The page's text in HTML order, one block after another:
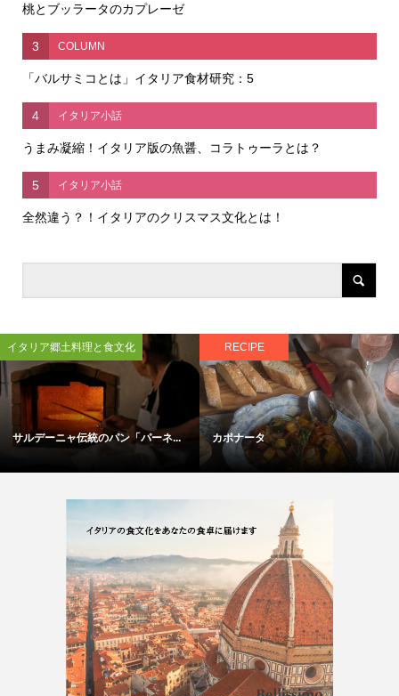
桃とブッラータのカプレーゼ
3 COLUMN
「バルサミコとは」イタリア食材研究：5
4 イタリア小話
うまみ凝縮！イタリア版の魚醤、コラトゥーラとは？
5 イタリア小話
全然違う？！イタリアのクリスマス文化とは！
イタリア郷土料理と食文化
サルデーニャ伝統のパン「パーネ...
RECIPE
カポナータ